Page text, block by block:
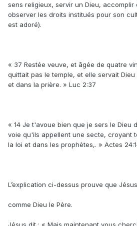
sens religieux, servir un Dieu,
observer les droits institués pour son
est adoré).
« 37 Restée veuve, et âgée de quatre
quittait pas le temple, et elle servait
et dans la prière. » Luc 2:37
« 14 Je t'avoue bien que je sers le Dieu
voie qu'ils appellent une secte, croyant
la loi et dans les prophètes,. » Actes
L’explication ci-dessus prouve que
comme Dieu le Père.